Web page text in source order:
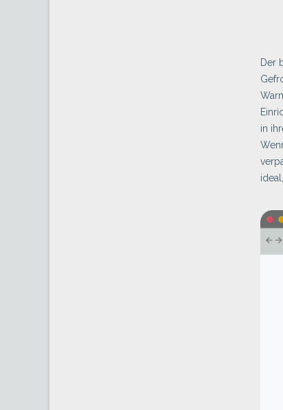
Der
in